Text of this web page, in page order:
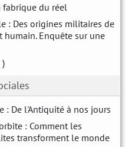
du réel
: Des origines militaires de
Enquête sur une
)
: De l'Antiquité à nos jours
: Comment les
transforment le monde